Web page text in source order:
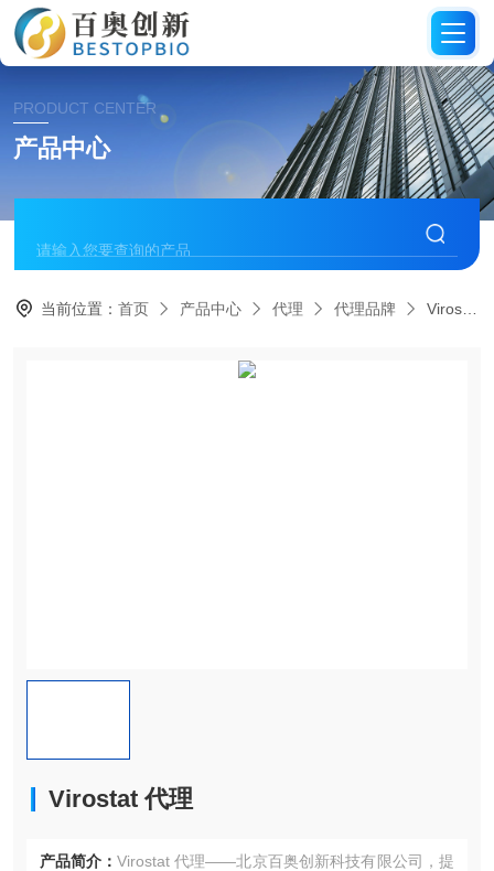
PRODUCT CENTER
产品中心
当前位置：首页 产品中心 代理 代理品牌 Virostat 代理
Virostat 代理
产品简介： Virostat 代理——北京百奥创新科技有限公司，提